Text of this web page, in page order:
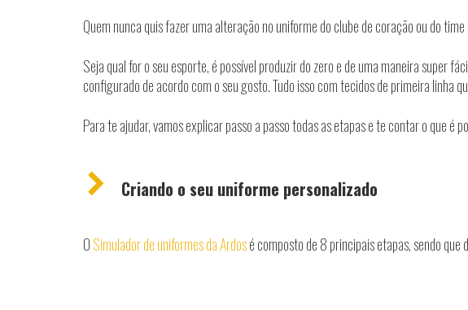
Quem nunca quis fazer uma alteração no uniforme do clube de coração ou do
Seja qual for o seu esporte, é possível produzir do zero e de uma maneira super
configurado de acordo com o seu gosto. Tudo isso com tecidos de primeira
Para te ajudar, vamos explicar passo a passo todas as etapas e te contar o que é
Criando o seu uniforme personalizado
OSimulador de uniformes da Ardosé composto de 8 principais etapas, sendo